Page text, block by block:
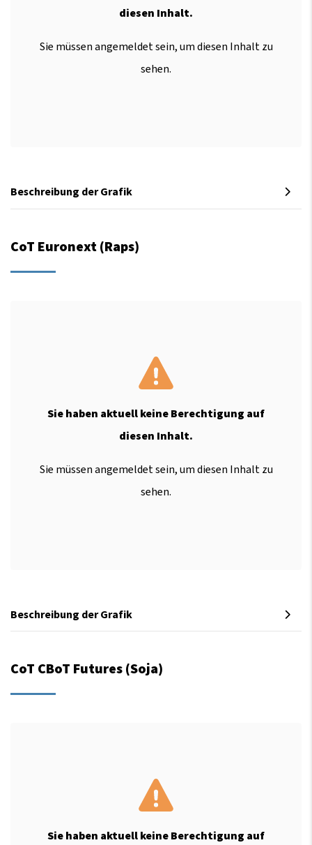
diesen Inhalt.
Sie müssen angemeldet sein, um diesen Inhalt zu
sehen.
Beschreibung der Grafik
CoT Euronext (Raps)
Sie haben aktuell keine Berechtigung auf
diesen Inhalt.
Sie müssen angemeldet sein, um diesen Inhalt zu
sehen.
Beschreibung der Grafik
CoT CBoT Futures (Soja)
Sie haben aktuell keine Berechtigung auf